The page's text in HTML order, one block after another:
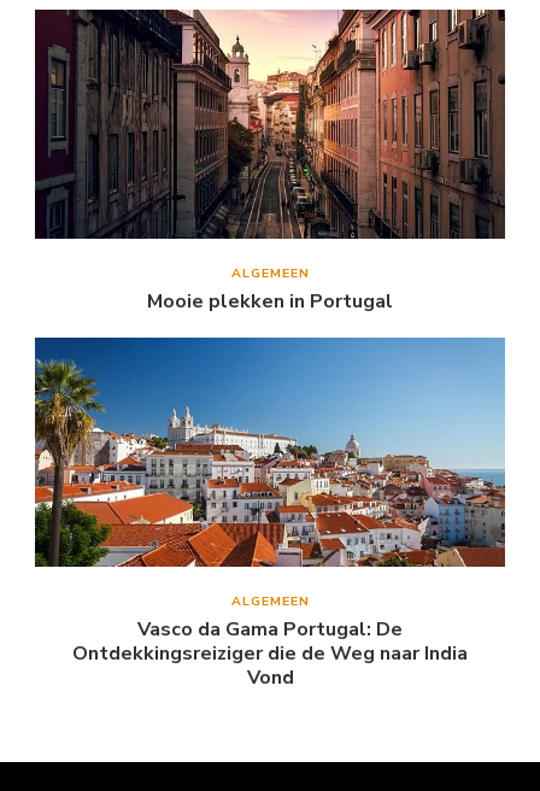
ALGEMEEN
Mooie plekken in Portugal
ALGEMEEN
Vasco da Gama Portugal: De
Ontdekkingsreiziger die de Weg naar India
Vond